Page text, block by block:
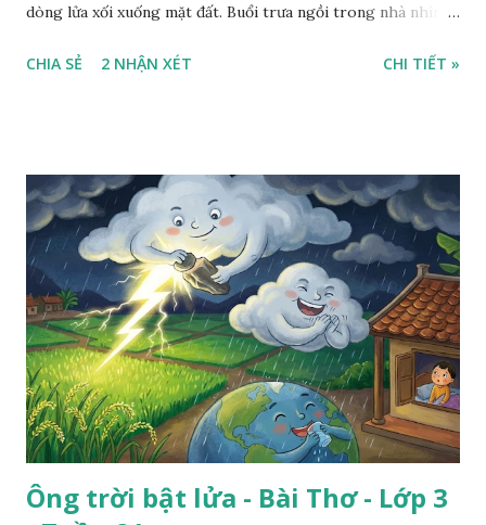
dòng lửa xối xuống mặt đất. Buổi trưa ngồi trong nhà nhìn
CHIA SẺ 2 NHẬN XÉT CHI TIẾT »
Ông trời bật lửa - Bài Thơ - Lớp 3